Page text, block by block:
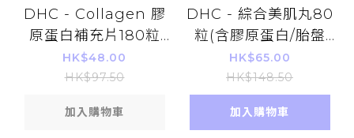
DHC - Collagen 膠
原蛋白補充片180粒
(30日份量)
HK$48.00
HK$97.50
加入購物車
DHC - 綜合美肌丸80
粒(含膠原蛋白/胎盤
素/玻尿酸)(20日份量)
HK$65.00
HK$148.50
加入購物車